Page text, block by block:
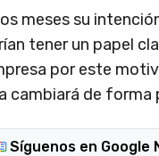
meses su
tener un papel
por este
cambiará de forma
Síguenos en Google